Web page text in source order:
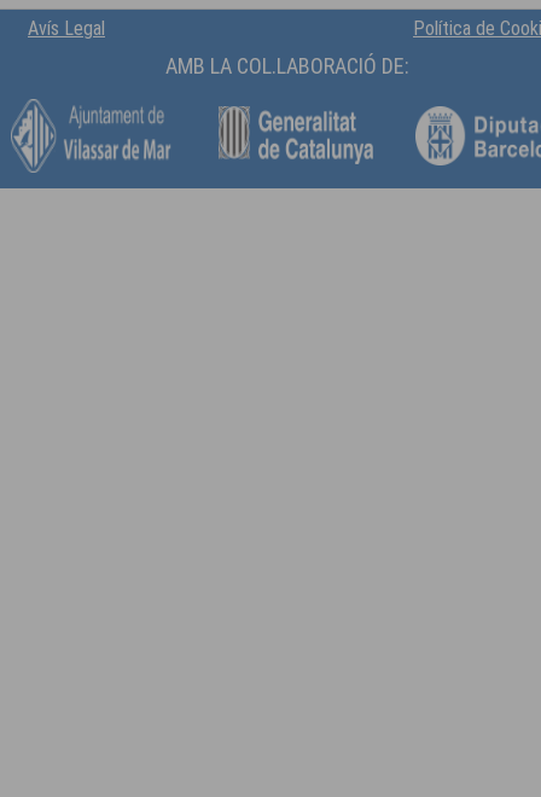
Avís Legal Política de
AMB LA COL.LABORACIÓ DE: